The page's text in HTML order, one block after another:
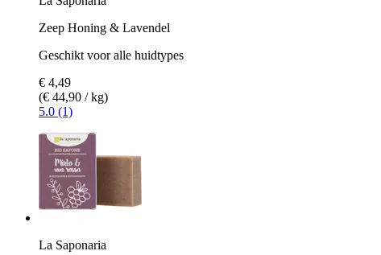
Zeep Honing & Lavendel
Geschikt voor alle huidtypes
€ 4,49
(€ 44,90 / kg)
5.0 (1)
La Saponaria